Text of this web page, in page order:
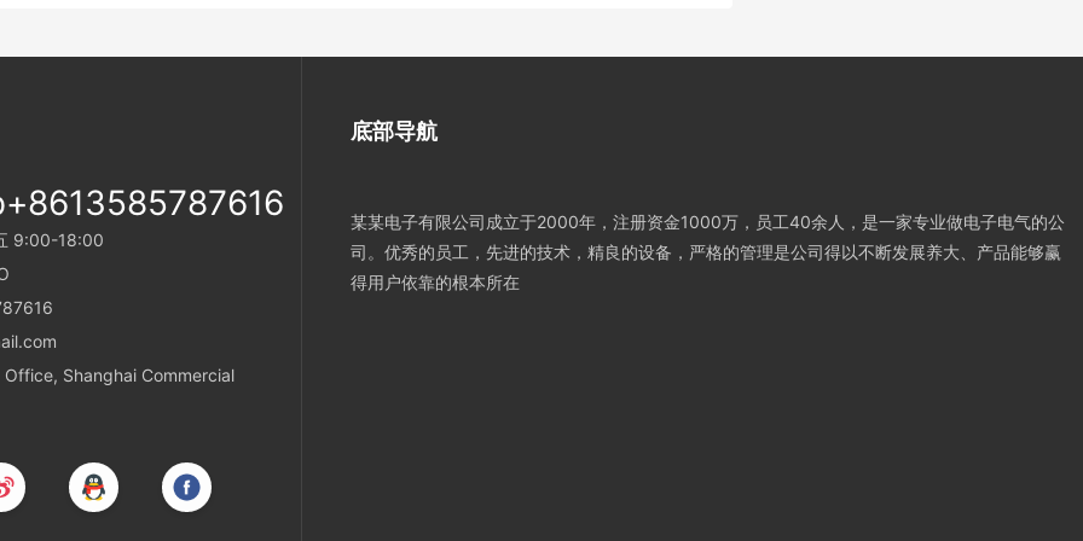
9:00-18:00
Shanghai Commercial
底部导航
某某电子有限公司成立于2000年，注册资金1000万，员工40余人，是一家专业做电子电气的公
司。优秀的员工，先进的技术，精良的设备，严格的管理是公司得以不断发展养大、产品能够赢
得用户依靠的根本所在